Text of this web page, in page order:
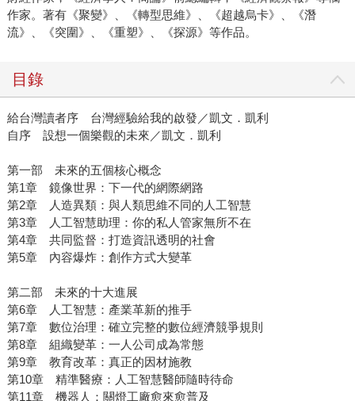
作家。著有《聚變》、《轉型思維》、《超越烏卡》、《潛
流》、《突圍》、《重塑》、《探源》等作品。
目錄
給台灣讀者序 台灣經驗給我的啟發／凱文．凱利
自序 設想一個樂觀的未來／凱文．凱利
第一部 未來的五個核心概念
第1章 鏡像世界：下一代的網際網路
第2章 人造異類：與人類思維不同的人工智慧
第3章 人工智慧助理：你的私人管家無所不在
第4章 共同監督：打造資訊透明的社會
第5章 內容爆炸：創作方式大變革
第二部 未來的十大進展
第6章 人工智慧：產業革新的推手
第7章 數位治理：確立完整的數位經濟競爭規則
第8章 組織變革：一人公司成為常態
第9章 教育改革：真正的因材施教
第10章 精準醫療：人工智慧醫師隨時待命
第11章 機器人：關燈工廠愈來愈普及